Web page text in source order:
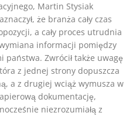
Martin Stysiak
że branża cały czas
a cały proces utrudnia
informacji pomiędzy
Zwrócił także uwagę
z jednej strony dopuszcza
a z drugiej wciąż wymusza w
dokumentację,
niezrozumiałą z